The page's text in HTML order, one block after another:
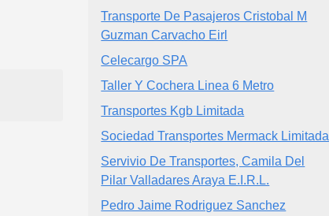
Transporte De Pasajeros Cristobal M
Guzman Carvacho Eirl
Celecargo SPA
Taller Y Cochera Linea 6 Metro
Transportes Kgb Limitada
Sociedad Transportes Mermack Limitada
Servivio De Transportes, Camila Del
Pilar Valladares Araya E.I.R.L.
Pedro Jaime Rodriguez Sanchez